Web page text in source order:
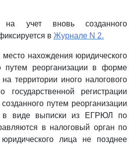
на учет вновь созданного
в Журнале N 2.
нахождения юридического
путем реорганизации в форме
территории иного налогового
государственной регистрации
путем реорганизации
в виде выписки из ЕГРЮЛ по
в налоговый орган по
лица не позднее